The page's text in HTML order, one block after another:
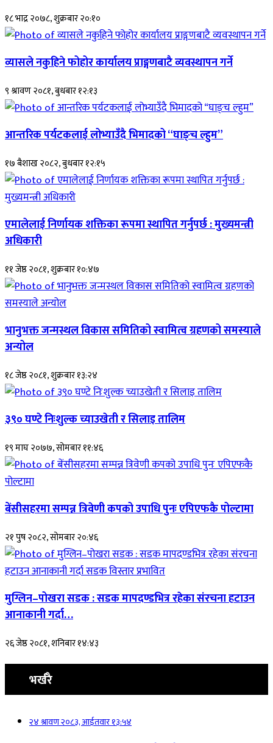
१८ भाद्र २०७८, शुक्रबार २०:१०
व्यासले नकुहिने फोहोर कार्यालय प्राङ्गणबाटै व्यवस्थापन गर्ने
९ श्रावण २०८१, बुधबार १२:१३
आन्तरिक पर्यटकलाई लोभ्याउँदै भिमादको “घाङ्च ल्हुम”
१७ बैशाख २०८२, बुधबार १२:१५
एमालेलाई निर्णायक शक्तिका रूपमा स्थापित गर्नुपर्छ : मुख्यमन्त्री
अधिकारी
११ जेष्ठ २०८१, शुक्रबार १०:४७
भानुभक्त जन्मस्थल विकास समितिको स्वामित्व ग्रहणको समस्याले
अन्योल
१८ जेष्ठ २०८१, शुक्रबार १३:२४
३९० घण्टे निःशुल्क च्याउखेती र सिलाइ तालिम
१९ माघ २०७७, सोमबार ११:४६
बेंसीसहरमा सम्पन्न त्रिवेणी कपको उपाधि पुनः एपिएफकै पोल्टामा
२१ पुष २०८२, सोमबार २०:४६
मुग्लिन–पोखरा सडक : सडक मापदण्डभित्र रहेका संरचना हटाउन
आनाकानी गर्दा…
२६ जेष्ठ २०८१, शनिबार १४:४३
भर्खरै
२४ श्रावण २०८३, आईतवार १३:५४